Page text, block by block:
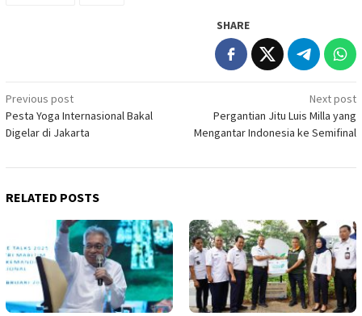
SHARE
Post
navigation
Previous post
Pesta Yoga Internasional Bakal
Digelar di Jakarta
Next post
Pergantian Jitu Luis Milla yang
Mengantar Indonesia ke Semifinal
RELATED POSTS